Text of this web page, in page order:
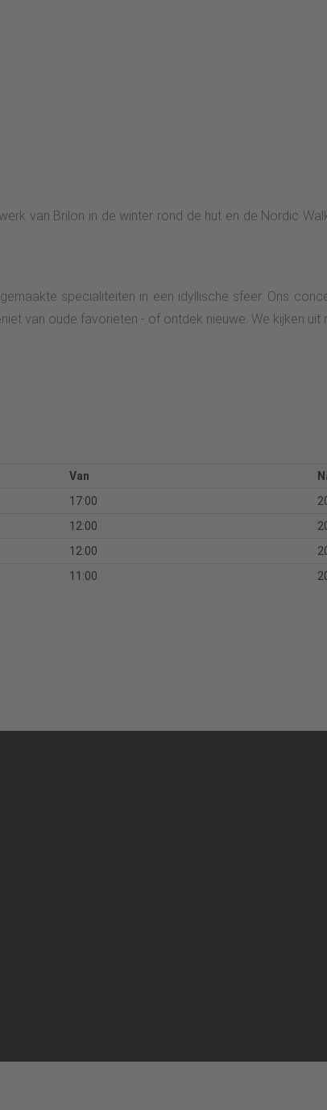
van Brilon in de winter rond de hut en de Nordic
specialiteiten in een idyllische sfeer. Ons
van oude favorieten - of ontdek nieuwe. We kijken uit
Van
17:00
12:00
12:00
11:00